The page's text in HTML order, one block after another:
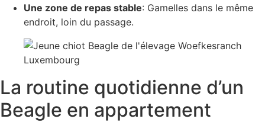
Une zone de repas stable: Gamelles dans le même
endroit, loin du passage.
La routine quotidienne d’un
Beagle en appartement